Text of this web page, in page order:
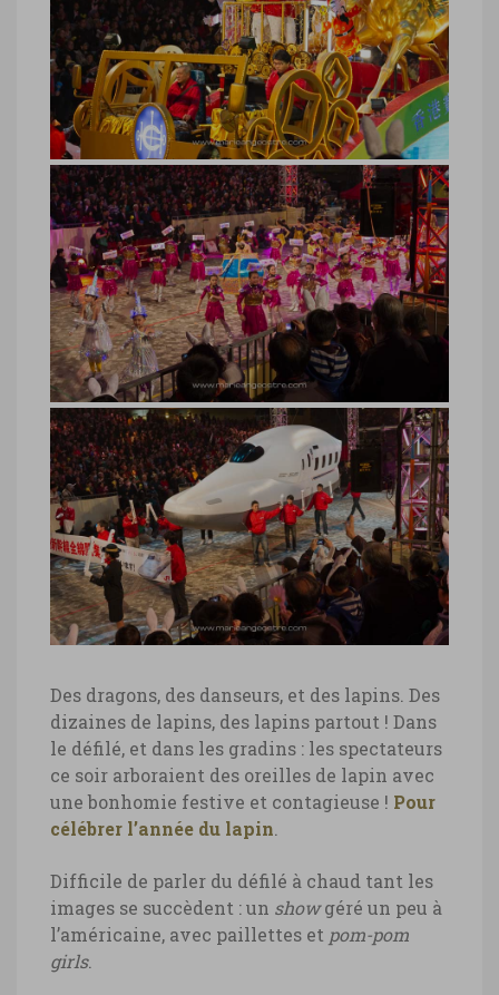
Hong Kong, défilé nouvel an chinois
© Marie-Ange Ostre
Hong Kong, défilé nouvel an chinois ©
Marie-Ange Ostre
Hong Kong, défilé nouvel an chinois
© Marie-Ange Ostre
Hong Kong, défilé nouvel an chinois ©
Marie-Ange Ostre
Hong Kong, défilé nouvel an chinois
© Marie-Ange Ostre
Hong Kong, défilé nouvel an chinois ©
Marie-Ange Ostre
Hong Kong, défilé nouvel an chinois
© Marie-Ange Ostre
Hong Kong, défilé nouvel an chinois ©
Marie-Ange Ostre
Des dragons, des danseurs, et des lapins. Des
dizaines de lapins, des lapins partout ! Dans
le défilé, et dans les gradins : les spectateurs
ce soir arboraient des oreilles de lapin avec
une bonhomie festive et contagieuse ! Pour
célébrer l’année du lapin.
Difficile de parler du défilé à chaud tant les
images se succèdent : un showgéré un peu à
l’américaine, avec paillettes et pom-pom
girls.